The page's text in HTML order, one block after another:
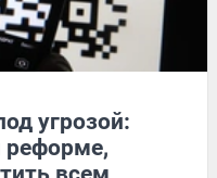
угрозой:
реформе,